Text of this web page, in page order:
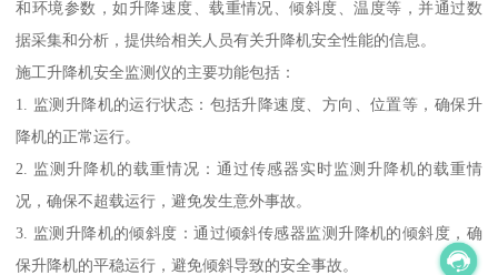
和环境参数，如升降速度、载重情况、倾斜度、温度等，并通过数
据采集和分析，提供给相关人员有关升降机安全性能的信息。
施工升降机安全监测仪的主要功能包括：
1. 监测升降机的运行状态：包括升降速度、方向、位置等，确保升
降机的正常运行。
2. 监测升降机的载重情况：通过传感器实时监测升降机的载重情
况，确保不超载运行，避免发生意外事故。
3. 监测升降机的倾斜度：通过倾斜传感器监测升降机的倾斜度，确
保升降机的平稳运行，避免倾斜导致的安全事故。